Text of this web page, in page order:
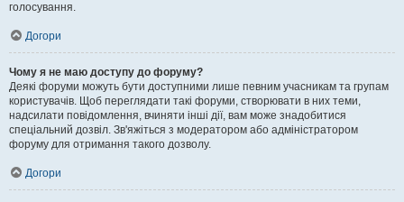
голосування.
Догори
Чому я не маю доступу до форуму?
Деякі форуми можуть бути доступними лише певним учасникам та групам
користувачів. Щоб переглядати такі форуми, створювати в них теми,
надсилати повідомлення, вчиняти інші дії, вам може знадобитися
спеціальний дозвіл. Зв'яжіться з модератором або адміністратором
форуму для отримання такого дозволу.
Догори